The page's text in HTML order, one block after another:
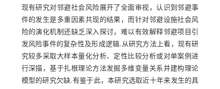
现有研究对邻避社会风险展开了全面审视，认识到邻避事
件的发生是多重因素共现的结果，而针对邻避设施社会风
险的演化机制还缺乏深入探讨，难以有效解释邻避项目引
发风险事件的复杂性及形成逻辑.从研究方法上看，现有研
究较多采取大样本量化分析、定性比较分析或对单案例进
行深描，基于扎根理论方法发掘多维变量关系并建构理论
模型的研究欠缺.有鉴于此，本研究选取近十年来发生的具